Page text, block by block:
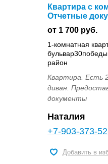
Квартира с
Отчетные
от 1 700 руб.
1-комнатная
район
Квартира. Есть
диван.
документы
Наталия
+7-903-373-
Добавить в